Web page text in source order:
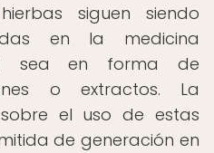
siguen siendo
en la medicina
sea en forma de
o extractos. La
el uso de estas
de generación en